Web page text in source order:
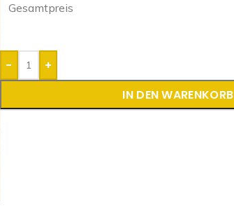
Gesamtpreis
-
+
IN DEN WARENKORB